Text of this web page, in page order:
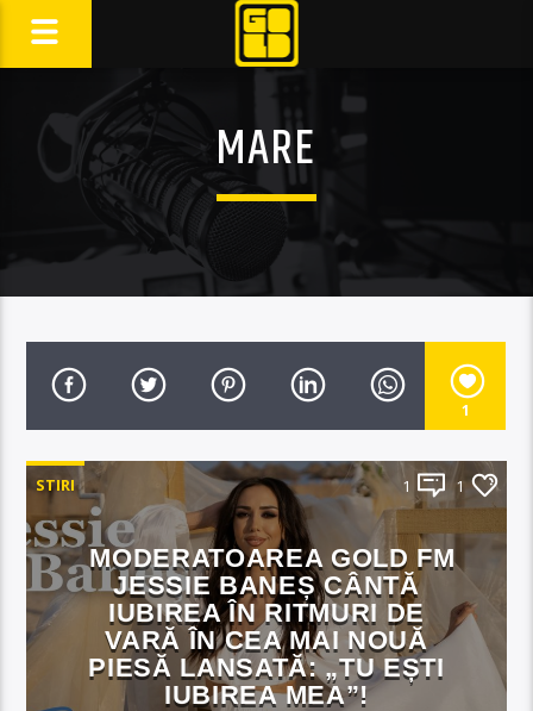
MARE
1
STIRI 1 1
MODERATOAREA GOLD FM
JESSIE BANEȘ CÂNTĂ
IUBIREA ÎN RITMURI DE
VARĂ ÎN CEA MAI NOUĂ
PIESĂ LANSATĂ: „TU EȘTI
IUBIREA MEA”!